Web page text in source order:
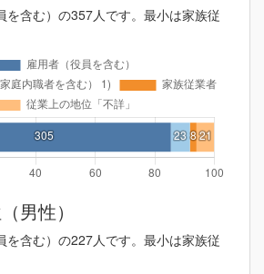
を含む）の357人です。最小は家族従
男性）
を含む）の227人です。最小は家族従